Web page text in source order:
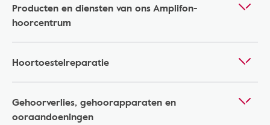
Producten en diensten van ons Amplifon-
hoorcentrum
Hoortoestelreparatie
Gehoorverlies, gehoorapparaten en
ooraandoeningen